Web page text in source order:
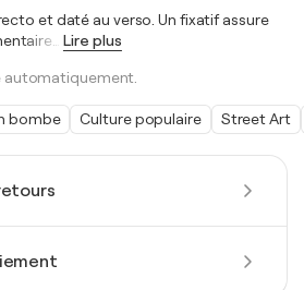
et daté au verso. Un fixatif assure
Lire plus
bombe Culture populaire Street Art